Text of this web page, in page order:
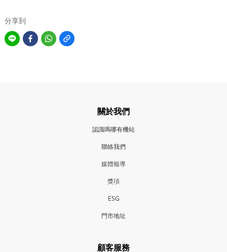
分享到
關於我們
認識嗎哪有機站
聯絡我們
媒體報導
獎項
ESG
門市地址
顧客服務